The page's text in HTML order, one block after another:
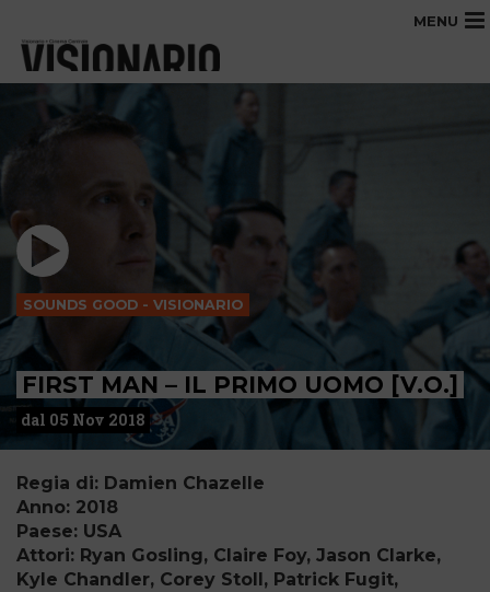
MENU
SOUNDS GOOD - VISIONARIO
FIRST MAN – IL PRIMO UOMO [V.O.]
dal 05 Nov 2018
Regia di: Damien Chazelle
Anno: 2018
Paese: USA
Attori: Ryan Gosling, Claire Foy, Jason Clarke,
Kyle Chandler, Corey Stoll, Patrick Fugit,